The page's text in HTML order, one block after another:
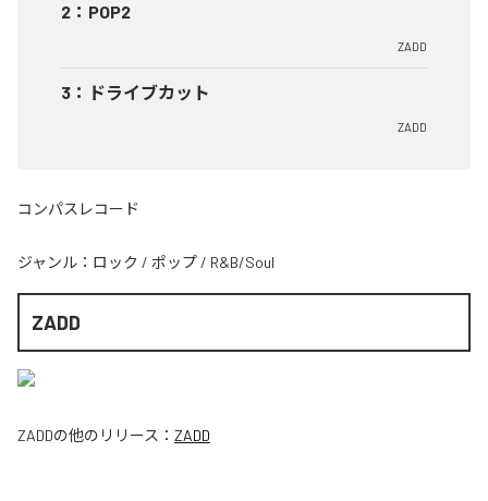
2 ： POP2
ZADD
3 ： ドライブカット
ZADD
コンパスレコード
ジャンル： ロック / ポップ / R&B/Soul
ZADD
ZADDの他のリリース： ZADD